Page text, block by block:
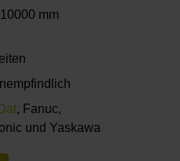
mm
, Fanuc,
und Yaskawa